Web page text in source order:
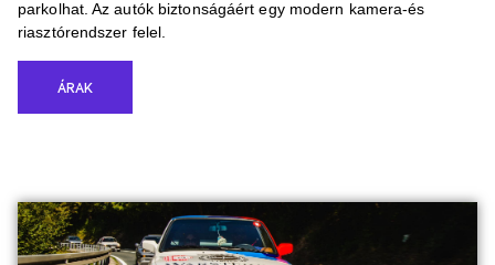
parkolhat. Az autók biztonságáért egy modern kamera-és
riasztórendszer felel.
ÁRAK